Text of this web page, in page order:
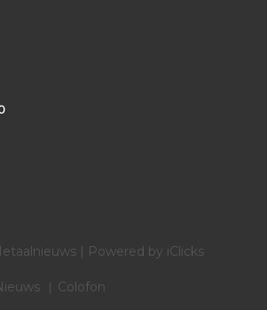
| Powered by iClicks
Colofon